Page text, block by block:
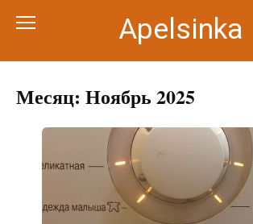
Apelsinka
Месяц: Ноябрь 2025